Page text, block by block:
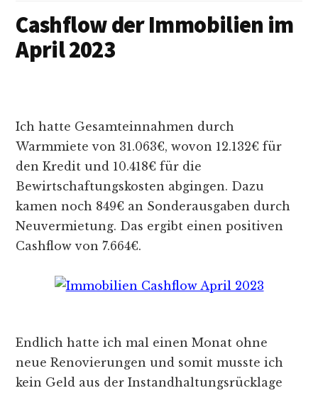
Cashflow der Immobilien im
April 2023
Ich hatte Gesamteinnahmen durch
Warmmiete von 31.063€, wovon 12.132€ für
den Kredit und 10.418€ für die
Bewirtschaftungskosten abgingen. Dazu
kamen noch 849€ an Sonderausgaben durch
Neuvermietung. Das ergibt einen positiven
Cashflow von 7.664€.
Endlich hatte ich mal einen Monat ohne
neue Renovierungen und somit musste ich
kein Geld aus der Instandhaltungsrücklage